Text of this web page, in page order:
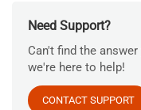
Need Support?
Can't find the
we're here to help!
CONTACT SUPPORT